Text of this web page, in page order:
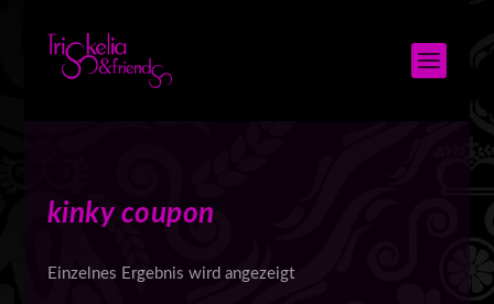
kinky coupon
Einzelnes Ergebnis wird angezeigt